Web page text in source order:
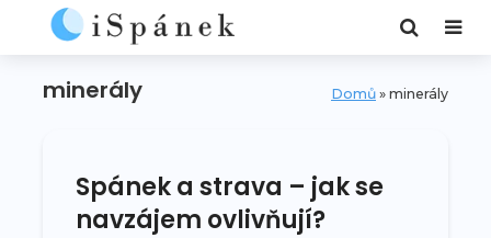
minerály Domů » minerály
Spánek a strava – jak se
navzájem ovlivňují?